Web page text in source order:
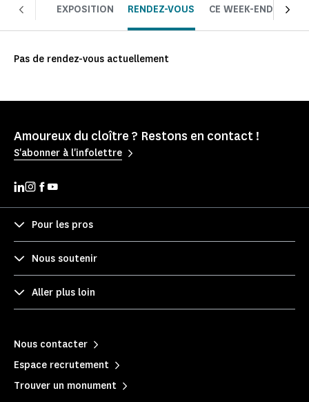
EXPOSITION RENDEZ-VOUS CE WEEK-END
Pas de rendez-vous actuellement
Amoureux du cloître ? Restons en contact !
S'abonner à l'infolettre
Pour les pros
Nous soutenir
Aller plus loin
Nous contacter
Espace recrutement
Trouver un monument